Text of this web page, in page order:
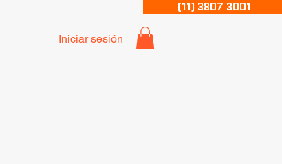
(11) 3807 3001
Iniciar sesión